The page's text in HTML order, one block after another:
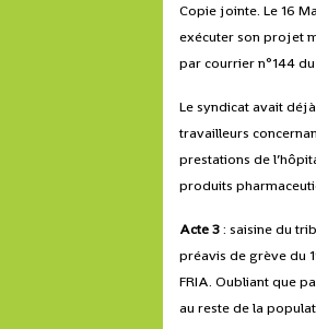
Copie jointe. Le 16
exécuter son projet
par courrier n°144
Le syndicat avait
travailleurs
prestations de
produits
Acte 3: saisine du
préavis de grève du
FRIA. Oubliant que
au reste de la